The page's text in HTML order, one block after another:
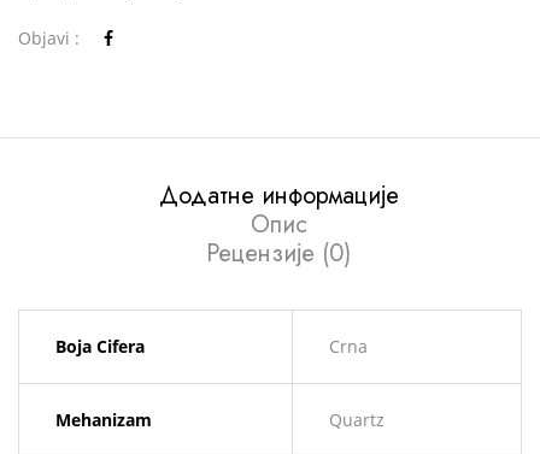
Objavi :
Додатне информације
Опис
Рецензије (0)
Boja Cifera Crna
Mehanizam Quartz